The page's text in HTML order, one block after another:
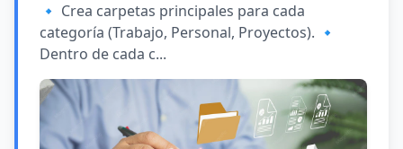
🔹 Crea carpetas principales para cada
categoría (Trabajo, Personal, Proyectos). 🔹
Dentro de cada c...